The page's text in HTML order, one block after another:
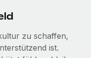
zu schaffen,
ist.